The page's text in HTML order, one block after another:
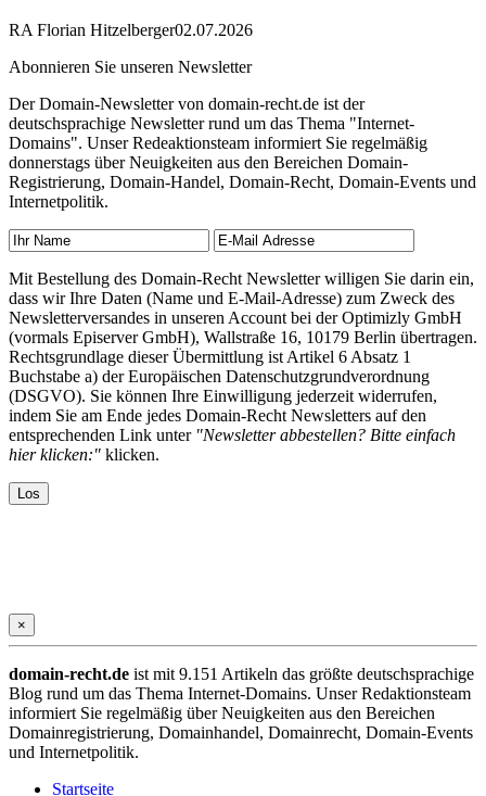
RA Florian Hitzelberger02.07.2026
Abonnieren Sie unseren Newsletter
Der Domain-Newsletter von domain-recht.de ist der
deutschsprachige Newsletter rund um das Thema "Internet-
Domains". Unser Redeaktionsteam informiert Sie regelmäßig
donnerstags über Neuigkeiten aus den Bereichen Domain-
Registrierung, Domain-Handel, Domain-Recht, Domain-Events und
Internetpolitik.
Mit Bestellung des Domain-Recht Newsletter willigen Sie darin ein,
dass wir Ihre Daten (Name und E-Mail-Adresse) zum Zweck des
Newsletterversandes in unseren Account bei der Optimizly GmbH
(vormals Episerver GmbH), Wallstraße 16, 10179 Berlin übertragen.
Rechtsgrundlage dieser Übermittlung ist Artikel 6 Absatz 1
Buchstabe a) der Europäischen Datenschutzgrundverordnung
(DSGVO). Sie können Ihre Einwilligung jederzeit widerrufen,
indem Sie am Ende jedes Domain-Recht Newsletters auf den
entsprechenden Link unter "Newsletter abbestellen? Bitte einfach
hier klicken:" klicken.
×
domain-recht.de ist mit 9.151 Artikeln das größte deutschsprachige
Blog rund um das Thema Internet-Domains. Unser Redaktionsteam
informiert Sie regelmäßig über Neuigkeiten aus den Bereichen
Domainregistrierung, Domainhandel, Domainrecht, Domain-Events
und Internetpolitik.
Startseite